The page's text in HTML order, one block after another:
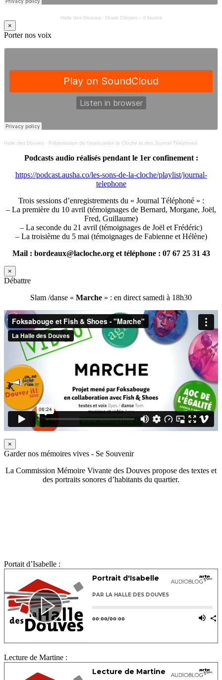
Halle des Douves· Ovale Citoyen – Il faudra
×
Porter nos voix
Halle des Douves · Présentation de l’association la Cloche et des Journal Téléphoné
Podcasts audio réalisés pendant le 1er confinement :
https://podcast.ausha.co/les-sons-de-la-cloche/playlist/journal-
telephone
Trois sessions d’enregistrements du « Journal Téléphoné » :
– La première du 10 avril (témoignages de Bernard, Morgane, Joël,
Fred, Guillaume)
– La seconde du 21 avril (témoignages de Joël et Frédéric)
– La troisième du 5 mai (témoignages de Fabienne et Hélène)
Mail : bordeaux@lacloche.org et téléphone : 07 67 25 31 43
×
Débattre
Slam /danse « Marche » : en direct samedi à 18h30
×
Garder nos mémoires vives - Se Souvenir
La Commission Mémoire Vivante des Douves propose des textes et
des portraits sonores d’habitants du quartier.
Portait d’Isabelle :
Lecture de Martine :